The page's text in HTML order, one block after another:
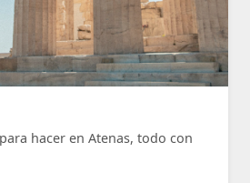
hacer en Atenas, todo con